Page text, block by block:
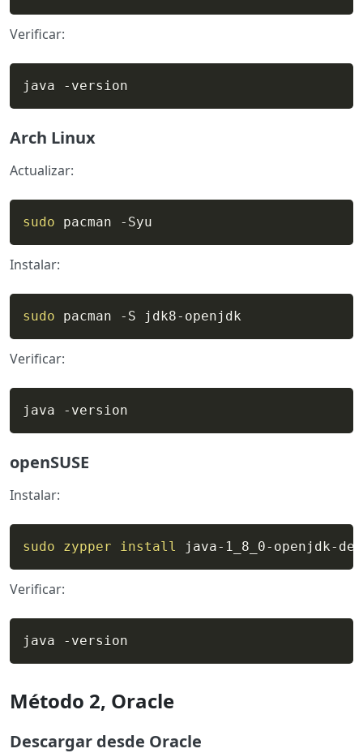
Verificar:
java -version
Arch Linux
Actualizar:
sudo pacman -Syu
Instalar:
sudo pacman -S jdk8-openjdk
Verificar:
java -version
openSUSE
Instalar:
sudo zypper install java-1_8_0-openjdk-
Verificar:
java -version
Método 2, Oracle
Descargar desde Oracle